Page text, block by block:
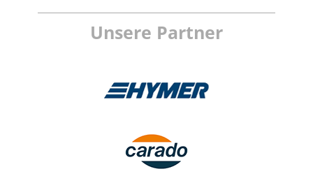
Unsere Partner